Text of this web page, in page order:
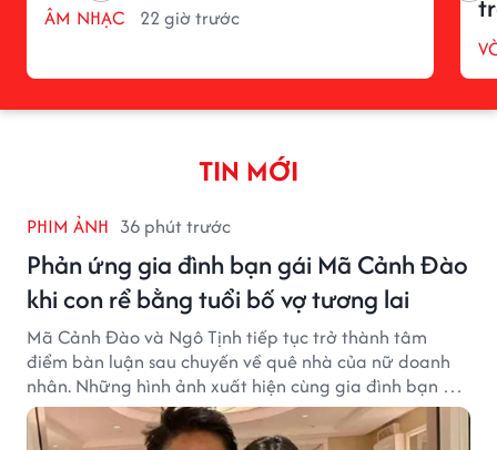
ÂM NHẠC 22 giờ trước
TIN MỚI
PHIM ẢNH 36 phút trước
Phản ứng gia đình bạn gái Mã Cảnh Đào
khi con rể bằng tuổi bố vợ tương lai
Mã Cảnh Đào và Ngô Tịnh tiếp tục trở thành tâm
điểm bàn luận sau chuyến về quê nhà của nữ doanh
nhân. Những hình ảnh xuất hiện cùng gia đình bạn gái
Mã Cảnh Đào đang thu hút sự quan tâm trên mạng
xã hội.